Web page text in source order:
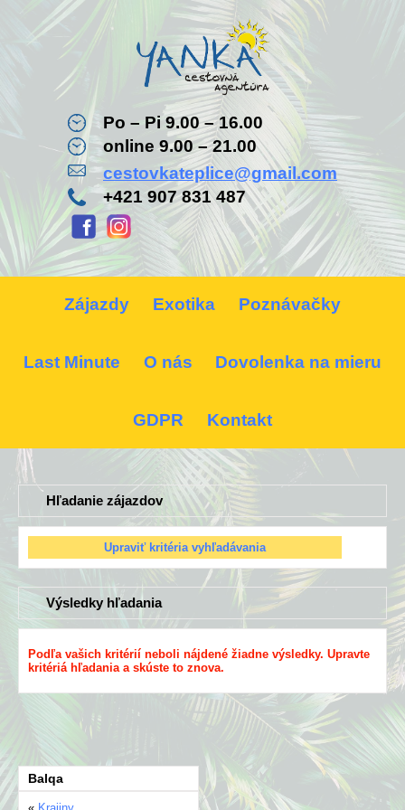
Po – Pi 9.00 – 16.00
online 9.00 – 21.00
cestovkateplice@gmail.com
+421 907 831 487
Zájazdy Exotika Poznávačky
Last Minute O nás Dovolenka na mieru
GDPR Kontakt
Hľadanie zájazdov
Výsledky hľadania
Podľa vašich kritérií neboli nájdené žiadne výsledky. Upravte
kritériá hľadania a skúste to znova.
Balqa